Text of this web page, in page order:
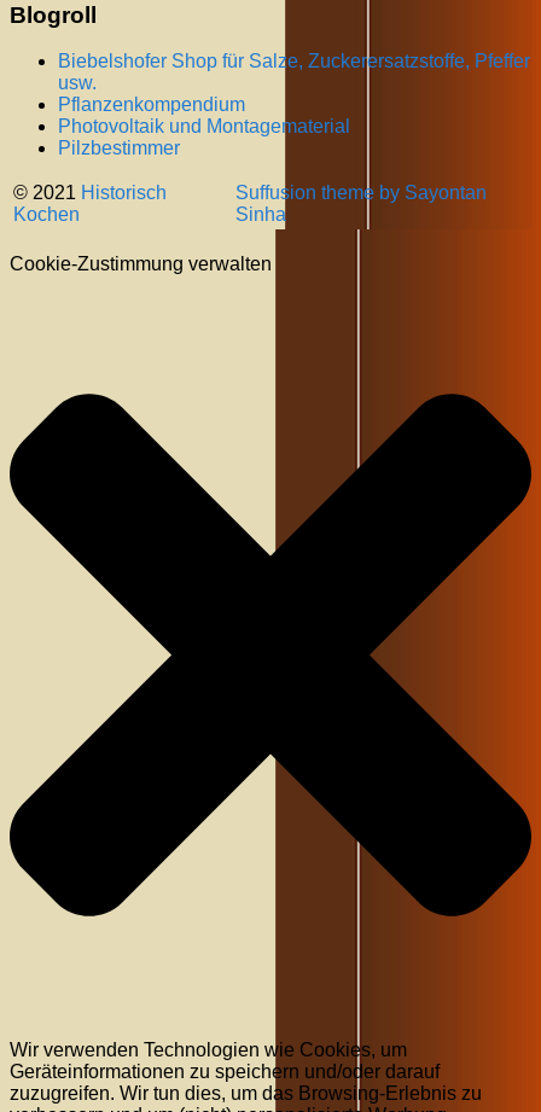
Blogroll
Biebelshofer Shop für Salze, Zuckerersatzstoffe, Pfeffer
usw.
Pflanzenkompendium
Photovoltaik und Montagematerial
Pilzbestimmer
© 2021 Historisch
Kochen
Suffusion theme by Sayontan
Sinha
Cookie-Zustimmung verwalten
Wir verwenden Technologien wie Cookies, um
Geräteinformationen zu speichern und/oder darauf
zuzugreifen. Wir tun dies, um das Browsing-Erlebnis zu